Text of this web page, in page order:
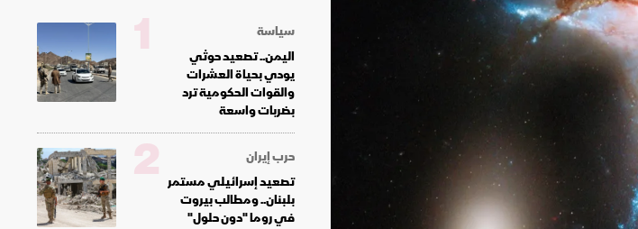
سياسة
اليمن.. تصعيد حوثي
يودي بحياة العشرات
والقوات الحكومية ترد
بضربات واسعة
1
حرب إيران
تصعيد إسرائيلي مستمر
بلبنان.. ومطالب بيروت
في روما "دون حلول"
2